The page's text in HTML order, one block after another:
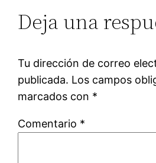
Deja una
Tu dirección de correo
publicada. Los campos
marcados con *
Comentario *